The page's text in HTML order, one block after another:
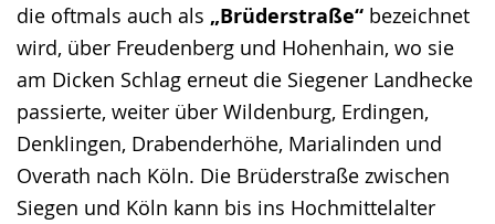
die oftmals auch als „Brüderstraße“ bezeichnet
wird, über Freudenberg und Hohenhain, wo sie
am Dicken Schlag erneut die Siegener Landhecke
passierte, weiter über Wildenburg, Erdingen,
Denklingen, Drabenderhöhe, Marialinden und
Overath nach Köln. Die Brüderstraße zwischen
Siegen und Köln kann bis ins Hochmittelalter